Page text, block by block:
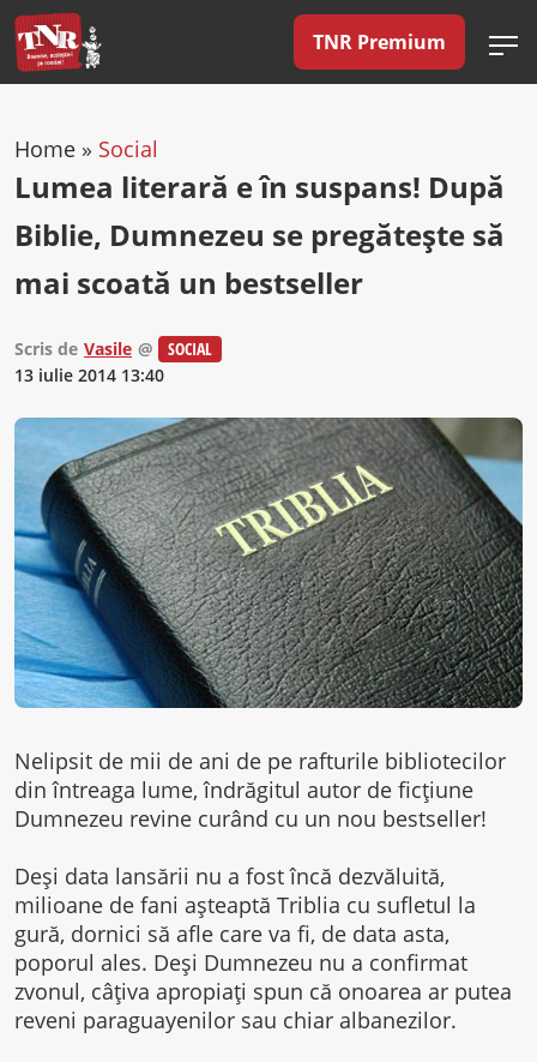
TNR Premium
Home » Social
Lumea literară e în suspans! După
Biblie, Dumnezeu se pregăteşte să
mai scoată un bestseller
Scris de Vasile @
SOCIAL
13 iulie 2014 13:40
Nelipsit de mii de ani de pe rafturile bibliotecilor
din întreaga lume, îndrăgitul autor de ficţiune
Dumnezeu revine curând cu un nou bestseller!
Deşi data lansării nu a fost încă dezvăluită,
milioane de fani aşteaptă Triblia cu sufletul la
gură, dornici să afle care va fi, de data asta,
poporul ales. Deşi Dumnezeu nu a confirmat
zvonul, câţiva apropiaţi spun că onoarea ar putea
reveni paraguayenilor sau chiar albanezilor.